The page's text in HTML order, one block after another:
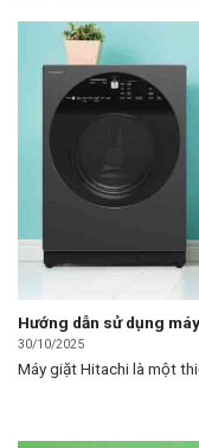
Hướng dẫn sử dụng
30/10/2025
Máy giặt Hitachi là một